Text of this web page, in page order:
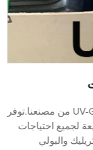
احصل على لاصق التصفيح عالي الجودة UV-G UV من مصنعنا.توفر
لجميع احتياجات
والبولي